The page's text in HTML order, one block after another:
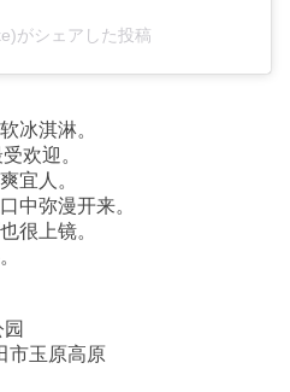
がシェアした投稿
冰淇淋。
欢迎。
宜人。
中弥漫开来。
很上镜。
市玉原高原